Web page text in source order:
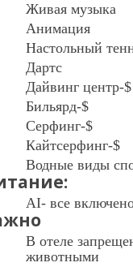
Живая музыка
Анимация
Настольный
Дартс
Дайвинг центр-$
Бильярд-$
Серфинг-$
Кайтсерфинг-$
Водные виды
AI- все
В отеле
животными